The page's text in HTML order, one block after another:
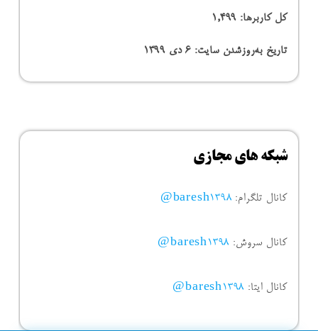
کل کاربرها: 1,499
تاریخ به‌روزشدن سایت:۶ دی ۱۳۹۹
شبکه های مجازی
کانال تلگرام: baresh1398@
کانال سروش: baresh1398@
کانال ایتا: baresh1398@